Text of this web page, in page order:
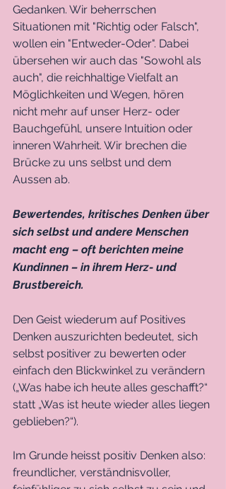
Gedanken. Wir beherrschen
Situationen mit "Richtig oder Falsch",
wollen ein "Entweder-Oder". Dabei
übersehen wir auch das "Sowohl als
auch", die reichhaltige Vielfalt an
Möglichkeiten und Wegen, hören
nicht mehr auf unser Herz- oder
Bauchgefühl, unsere Intuition oder
inneren Wahrheit. Wir brechen die
Brücke zu uns selbst und dem
Aussen ab.
Bewertendes, kritisches Denken über
sich selbst und andere Menschen
macht eng – oft berichten meine
Kundinnen – in ihrem Herz- und
Brustbereich.
Den Geist wiederum auf Positives
Denken auszurichten bedeutet, sich
selbst positiver zu bewerten oder
einfach den Blickwinkel zu verändern
(„Was habe ich heute alles geschafft?“
statt „Was ist heute wieder alles liegen
geblieben?“).
Im Grunde heisst positiv Denken also:
freundlicher, verständnisvoller,